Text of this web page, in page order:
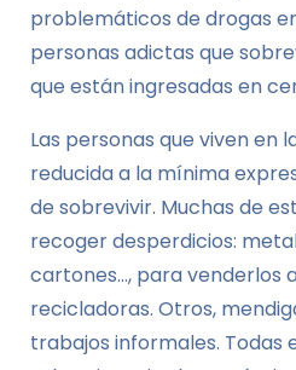
problemáticos de drogas
personas adictas que
que están ingresadas en
Las personas que viven en
reducida a la mínima
de sobrevivir. Muchas de
recoger desperdicios:
cartones…, para venderlos
recicladoras. Otros,
trabajos informales. Todas